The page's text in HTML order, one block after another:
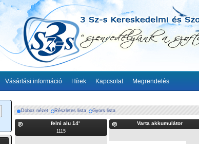
Vásárlási információ Hírek Kapcsolat Megrendelés
Doboz nézet Részletes lista Gyors lista
felni alu 14'
1115
Varta akkumulátor